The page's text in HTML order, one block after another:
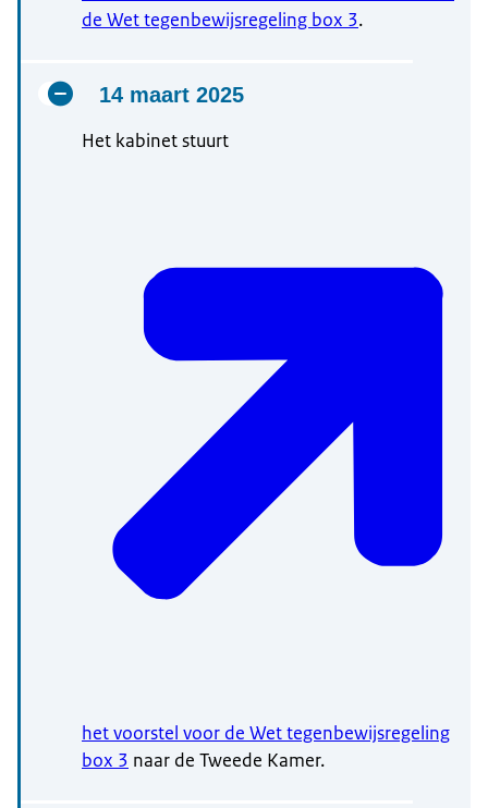
de Wet tegenbewijsregeling box 3.
14 maart 2025
Het kabinet stuurt
het voorstel voor de Wet tegenbewijsregeling
box 3 naar de Tweede Kamer.